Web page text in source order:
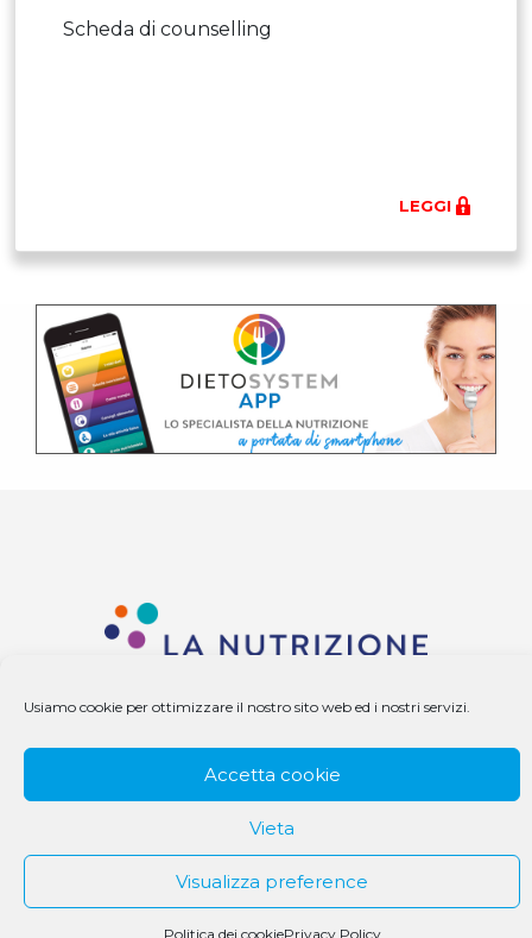
Usiamo cookie per ottimizzare il nostro sito web ed i nostri servizi.
Accetta cookie
Vieta
Visualizza preference
Politica dei cookiePrivacy Policy
Scheda di counselling
LEGGI
© 1979 - 2025 DS Medigroup S.r.l. a socio unico | CF/P.IVA
07979550154